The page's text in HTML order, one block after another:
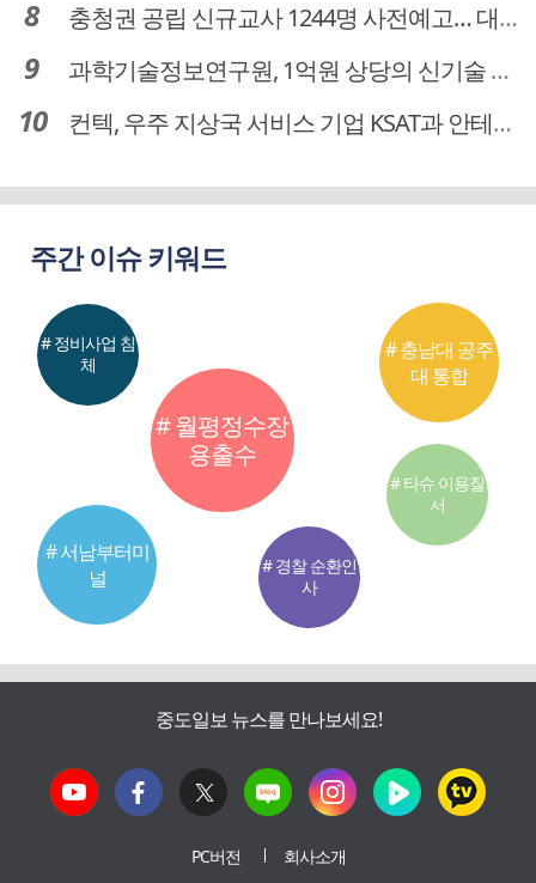
충청권 공립 신규교사 1244명 사전예고… 대전 초등 34명서 4명으로
과학기술정보연구원, 1억원 상당의 신기술 기업 이전 완료
컨텍, 우주 지상국 서비스 기업 KSAT과 안테나 6기 계약 체결
주간 이슈 키워드
# 월평정수장
용출수
# 서남부터미
널
# 충남대 공주
대 통합
# 정비사업 침
체
# 경찰 순환인
사
# 타슈 이용질
서
중도일보 뉴스를 만나보세요!
PC버전 회사소개